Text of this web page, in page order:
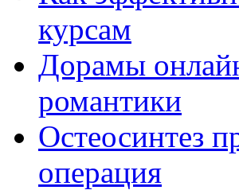
курсам
Дорамы
романтики
Остеосинтез
операция